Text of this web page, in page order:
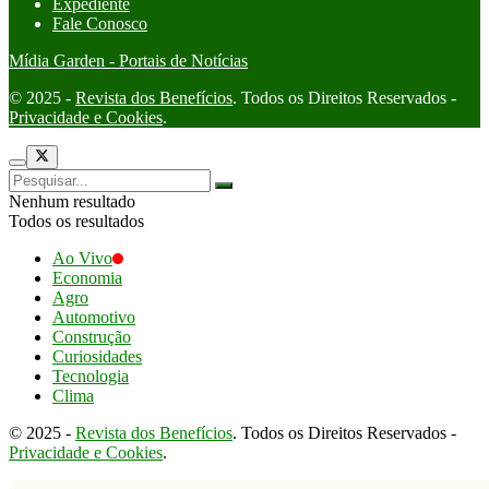
Fale Conosco
Mídia Garden - Portais de Notícias
© 2025 - Revista dos Benefícios. Todos os Direitos Reservados -
Privacidade e Cookies.
Nenhum resultado
Todos os resultados
Ao Vivo
Economia
Agro
Automotivo
Construção
Curiosidades
Tecnologia
Clima
© 2025 - Revista dos Benefícios. Todos os Direitos Reservados -
Privacidade e Cookies.